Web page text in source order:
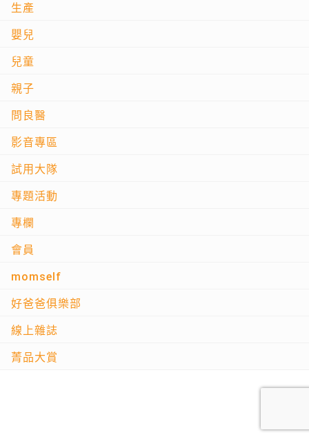
生產
嬰兒
兒童
親子
問良醫
影音專區
試用大隊
專題活動
專欄
會員
momself
好爸爸俱樂部
線上雜誌
菁品大賞